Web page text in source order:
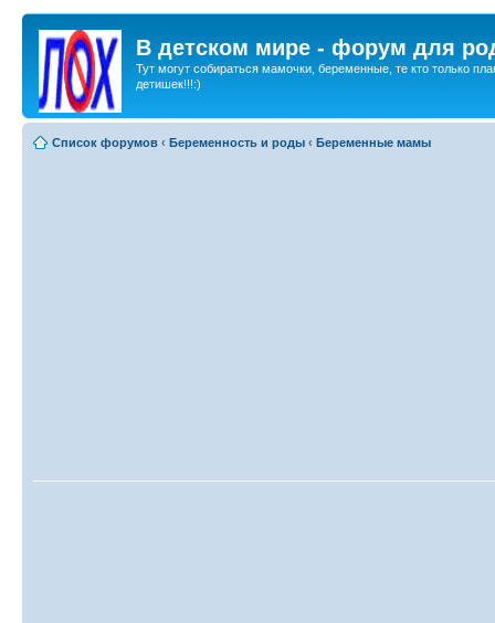
В детском мире - форум для
Тут могут собираться мамочки, беременные, те кто только
детишек!!!:)
Список форумов ‹ Беременность и роды ‹ Беременные мамы